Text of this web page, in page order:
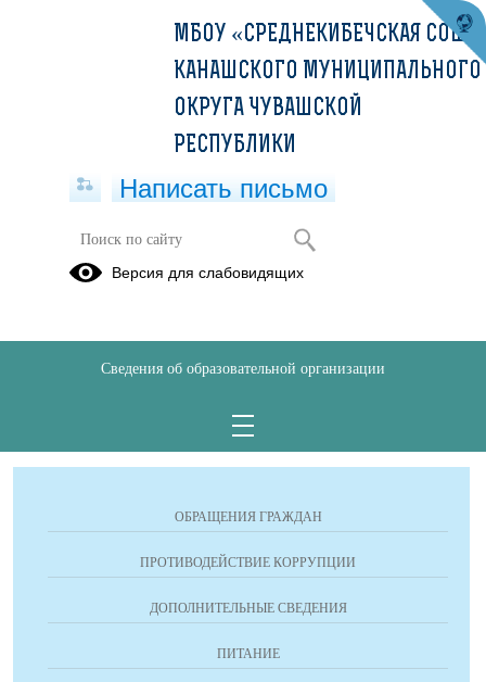
Школьная служба примирения
(медиации)
ОБРАЩЕНИЯ ГРАЖДАН
ПРОТИВОДЕЙСТВИЕ КОРРУПЦИИ
ДОПОЛНИТЕЛЬНЫЕ СВЕДЕНИЯ
ПИТАНИЕ
МБОУ «СРЕДНЕКИБЕЧСКАЯ СОШ»
КАНАШСКОГО МУНИЦИПАЛЬНОГО
ОКРУГА ЧУВАШСКОЙ
РЕСПУБЛИКИ
Написать письмо
Версия для слабовидящих
Сведения об образовательной организации